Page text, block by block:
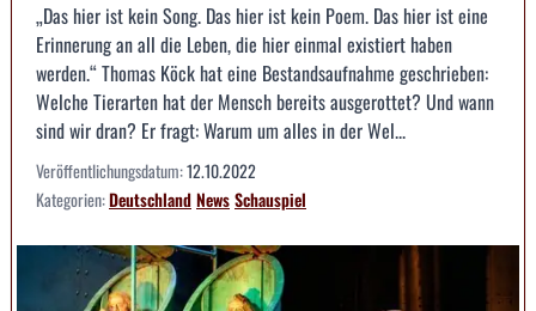
„Das hier ist kein Song. Das hier ist kein Poem. Das hier ist eine
Erinnerung an all die Leben, die hier einmal existiert haben
werden.“ Thomas Köck hat eine Bestandsaufnahme geschrieben:
Welche Tierarten hat der Mensch bereits ausgerottet? Und wann
sind wir dran? Er fragt: Warum um alles in der Wel...
Veröffentlichungsdatum:12.10.2022
Kategorien:DeutschlandNewsSchauspiel